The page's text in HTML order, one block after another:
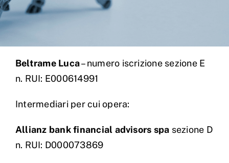
Beltrame Luca– numero iscrizione sezione E
n. RUI: E000614991
Intermediari per cui opera:
Allianz bank financial advisors spa sezione D
n. RUI: D000073869